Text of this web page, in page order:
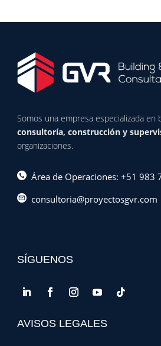
Somos una empresa especializada en
consultoría, construcción y
organizaciones.
Área de Operaciones: +51 983
consultoria@proyectosgvr.com
SÍGUENOS
AVISOS LEGALES